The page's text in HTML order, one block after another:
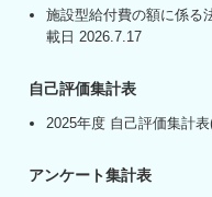
施設型給付費の額に係る
載日 2026.7.17
自己評価集計表
2025年度 自己評価集計表
アンケート集計表